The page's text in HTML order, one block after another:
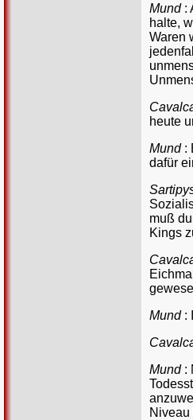
Mund :
halte,
Waren
heute
Mund :
dafür
muß
Kings
Mund :
Mund :